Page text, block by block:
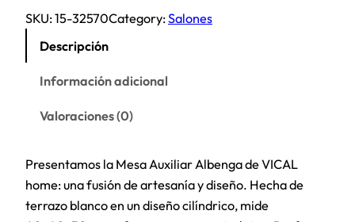
SKU:15-32570Category:Salones
Descripción
Información adicional
Valoraciones (0)
Presentamos la Mesa Auxiliar Albenga de VICAL
home: una fusión de artesanía y diseño. Hecha de
terrazo blanco en un diseño cilíndrico, mide